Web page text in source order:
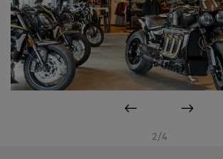
2/4